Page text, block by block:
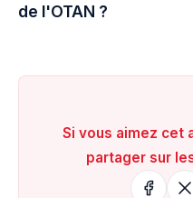
de l'OTAN ?
Si vous aimez cet
partager sur